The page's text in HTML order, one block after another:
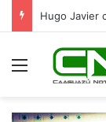
Hugo Javier
Menú